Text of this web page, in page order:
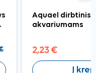
Aquael dirbtinis
akvariumams
2,23 €
Į